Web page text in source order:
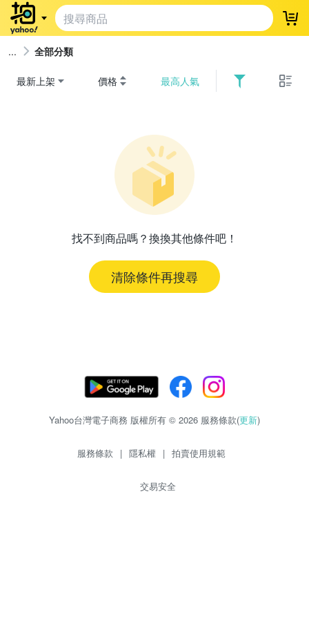
登
全部分類
最新上架 價格 最高人氣
找不到商品嗎？換換其他條件吧！
清除條件再搜尋
Yahoo台灣電子商務 版權所有 © 2026 服務條款(更新)
服務條款 | 隱私權 | 拍賣使用規範
交易安全